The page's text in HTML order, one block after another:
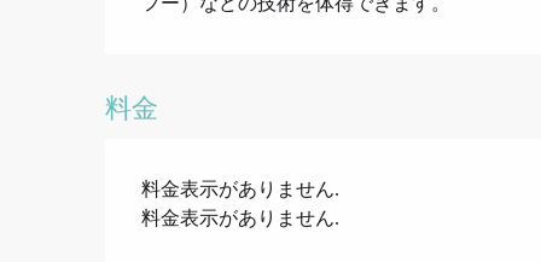
料金
料金表示がありません.
料金表示がありません.